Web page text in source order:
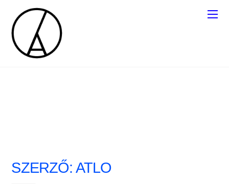
SZERZŐ: ATLO